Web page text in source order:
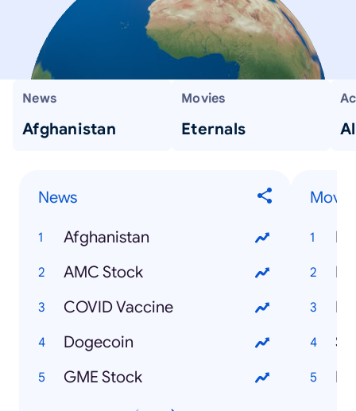
News
Afghanistan
Movies
Eternals
News
Afghanistan
AMC Stock
COVID Vaccine
Dogecoin
GME Stock